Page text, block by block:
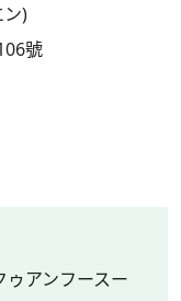
ン)
號
アンフースー